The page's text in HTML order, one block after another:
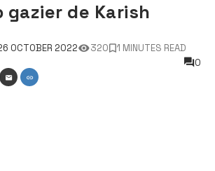
gazier de Karish
OCTOBER 2022 320
1 MINUTES READ
0